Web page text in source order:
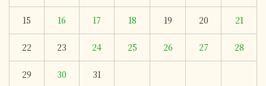
15 16 17 18 19 20 21
22 23 24 25 26 27 28
29 30 31